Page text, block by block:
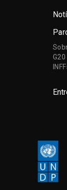
G20